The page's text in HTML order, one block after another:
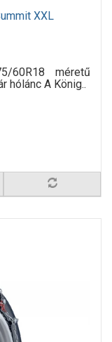
XXL
60R18 méretű
hólánc A König..